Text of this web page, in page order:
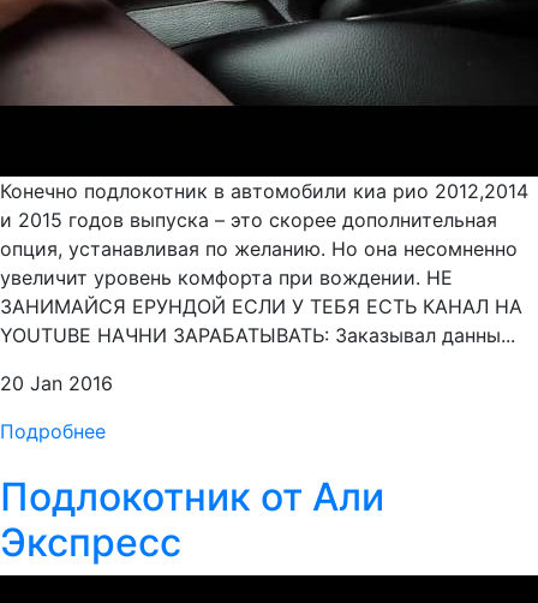
Конечно подлокотник в автомобили киа рио 2012,2014
и 2015 годов выпуска – это скорее дополнительная
опция, устанавливая по желанию. Но она несомненно
увеличит уровень комфорта при вождении. НЕ
ЗАНИМАЙСЯ ЕРУНДОЙ ЕСЛИ У ТЕБЯ ЕСТЬ КАНАЛ НА
YOUTUBE НАЧНИ ЗАРАБАТЫВАТЬ: Заказывал данны...
20 Jan 2016
Подробнее
Подлокотник от Али
Экспресс